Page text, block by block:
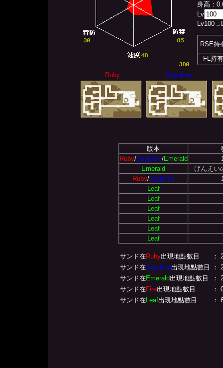
身高：
Lv
Lv100
RSE持
FL持有
Ruby Sapphire
版本
Ruby/Sapphire/Emerald
Emerald
げんえい
Ruby/Sapphire
Leaf
Leaf
Leaf
Leaf
Leaf
Leaf
サンド在Ruby出現地點數目
：
サンド在Sapphire出現地點數目
：
サンド在Emerald出現地點數目
：
サンド在Fire出現地點數目
：
サンド在Leaf出現地點數目 ：